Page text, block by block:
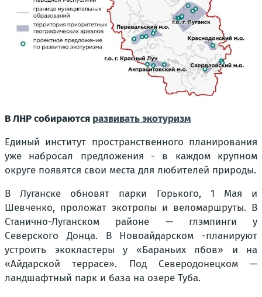
В ЛНР собираются развивать экотуризм
Единый институт пространственного планирования
уже набросал предложения - в каждом крупном
округе появятся свои места для любителей природы.
В Луганске обновят парки Горького, 1 Мая и
Шевченко, проложат экотропы и веломаршруты. В
Станично-Луганском районе — глэмпинги у
Северского Донца. В Новоайдарском -планируют
устроить экокластеры у «Бараньих лбов» и на
«Айдарской террасе». Под Северодонецком —
ландшафтный парк и база на озере Туба.